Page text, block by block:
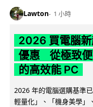
Lawton 1 小時
2026 買電腦
優惠 從極致便
的高效能 PC
2026 年的電腦選購基準
輕量化」、「機身美學」